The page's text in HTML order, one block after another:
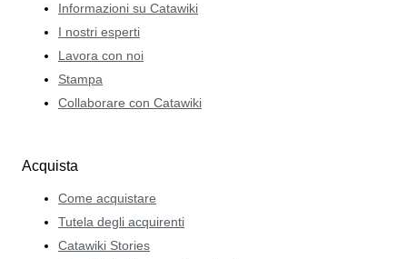
Informazioni su Catawiki
I nostri esperti
Lavora con noi
Stampa
Collaborare con Catawiki
Acquista
Come acquistare
Tutela degli acquirenti
Catawiki Stories